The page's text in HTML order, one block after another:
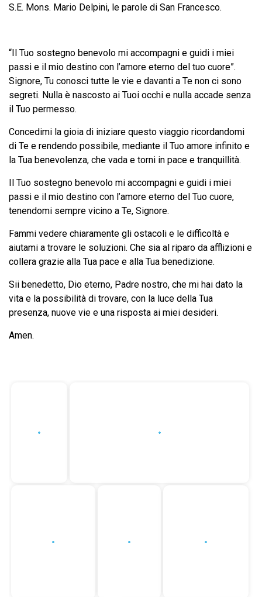
S.E. Mons. Mario Delpini, le parole di San Francesco.
“Il Tuo sostegno benevolo mi accompagni e guidi i miei
passi e il mio destino con l’amore eterno del tuo cuore”.
Signore, Tu conosci tutte le vie e davanti a Te non ci sono
segreti. Nulla è nascosto ai Tuoi occhi e nulla accade senza
il Tuo permesso.
Concedimi la gioia di iniziare questo viaggio ricordandomi
di Te e rendendo possibile, mediante il Tuo amore infinito e
la Tua benevolenza, che vada e torni in pace e tranquillità.
Il Tuo sostegno benevolo mi accompagni e guidi i miei
passi e il mio destino con l’amore eterno del Tuo cuore,
tenendomi sempre vicino a Te, Signore.
Fammi vedere chiaramente gli ostacoli e le difficoltà e
aiutami a trovare le soluzioni. Che sia al riparo da afflizioni e
collera grazie alla Tua pace e alla Tua benedizione.
Sii benedetto, Dio eterno, Padre nostro, che mi hai dato la
vita e la possibilità di trovare, con la luce della Tua
presenza, nuove vie e una risposta ai miei desideri.
Amen.